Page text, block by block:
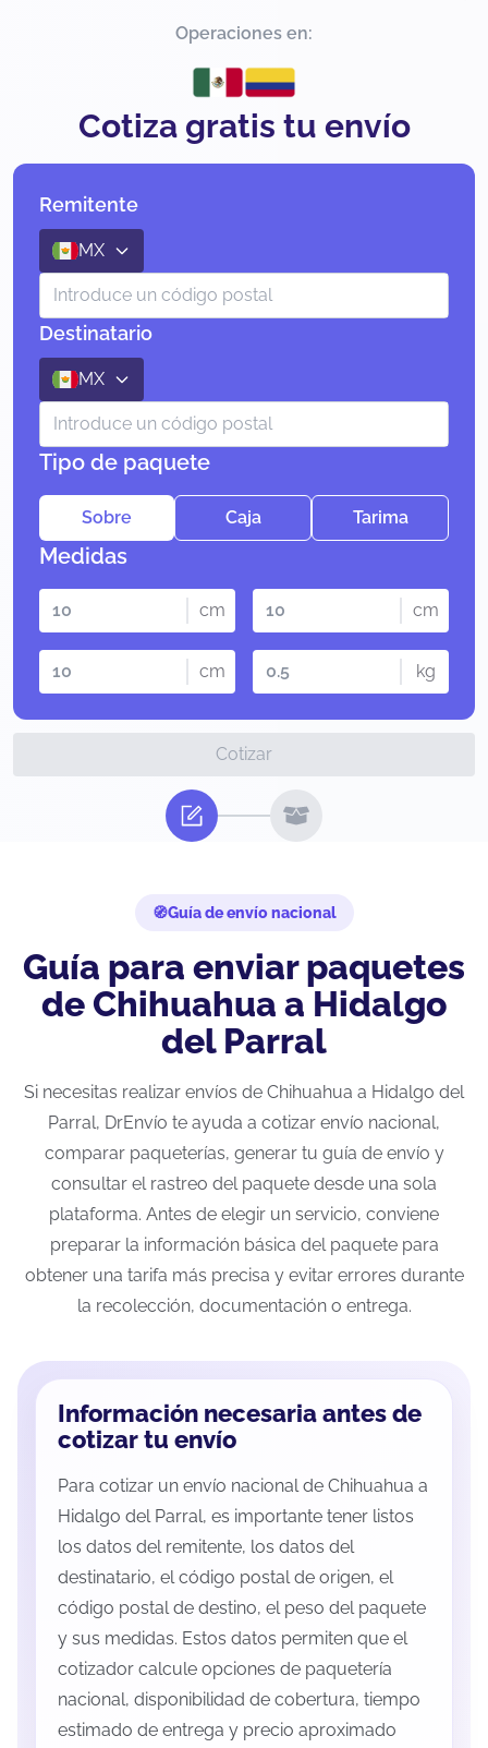
Operaciones en:
Cotiza gratis tu envío
Remitente
MX
Destinatario
MX
Tipo de paquete
Sobre Caja Tarima
Medidas
cm cm
cm kg
Cotizar
Guía de envío nacional
Guía para enviar paquetes
de Chihuahua a Hidalgo
del Parral
Si necesitas realizar envíos de Chihuahua a Hidalgo del
Parral, DrEnvío te ayuda a cotizar envío nacional,
comparar paqueterías, generar tu guía de envío y
consultar el rastreo del paquete desde una sola
plataforma. Antes de elegir un servicio, conviene
preparar la información básica del paquete para
obtener una tarifa más precisa y evitar errores durante
la recolección, documentación o entrega.
Información necesaria antes de
cotizar tu envío
Para cotizar un envío nacional de Chihuahua a
Hidalgo del Parral, es importante tener listos
los datos del remitente, los datos del
destinatario, el código postal de origen, el
código postal de destino, el peso del paquete
y sus medidas. Estos datos permiten que el
cotizador calcule opciones de paquetería
nacional, disponibilidad de cobertura, tiempo
estimado de entrega y precio aproximado